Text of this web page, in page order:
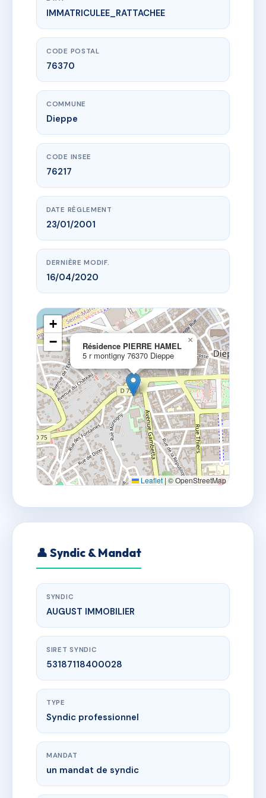
www.vme.plus/AG0738252
Résidence PIERRE HAMEL
5 r montigny
IMMATRICULEE_RATTACHEE
CODE POSTAL
76370
COMMUNE
Dieppe
CODE INSEE
76217
DATE RÈGLEMENT
23/01/2001
DERNIÈRE MODIF.
16/04/2020
Résidence PIERRE HAMEL
5 r montigny 76370 Dieppe
×
+
−
Leaflet | © OpenStreetMap
👤 Syndic & Mandat
SYNDIC
AUGUST IMMOBILIER
SIRET SYNDIC
53187118400028
TYPE
Syndic professionnel
MANDAT
un mandat de syndic